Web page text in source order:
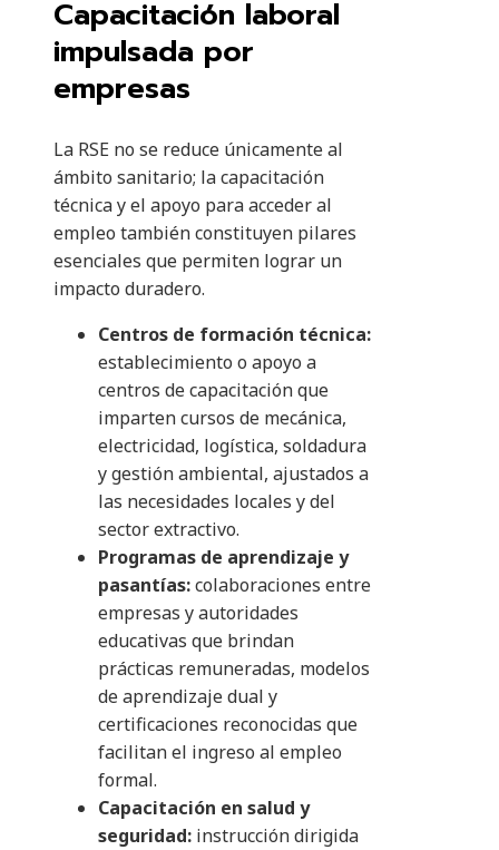
Capacitación laboral
impulsada por
empresas
La RSE no se reduce únicamente al
ámbito sanitario; la capacitación
técnica y el apoyo para acceder al
empleo también constituyen pilares
esenciales que permiten lograr un
impacto duradero.
Centros de formación técnica:
establecimiento o apoyo a
centros de capacitación que
imparten cursos de mecánica,
electricidad, logística, soldadura
y gestión ambiental, ajustados a
las necesidades locales y del
sector extractivo.
Programas de aprendizaje y
pasantías:colaboraciones entre
empresas y autoridades
educativas que brindan
prácticas remuneradas, modelos
de aprendizaje dual y
certificaciones reconocidas que
facilitan el ingreso al empleo
formal.
Capacitación en salud y
seguridad: instrucción dirigida